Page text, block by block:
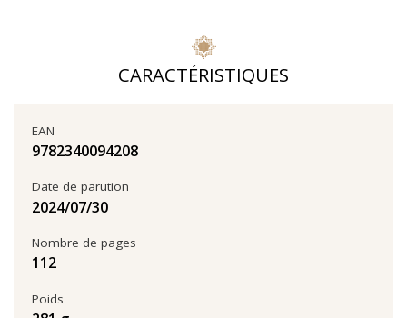
CARACTÉRISTIQUES
EAN
9782340094208
Date de parution
30‏/07‏/2024
Poids
Nombre de pages
112